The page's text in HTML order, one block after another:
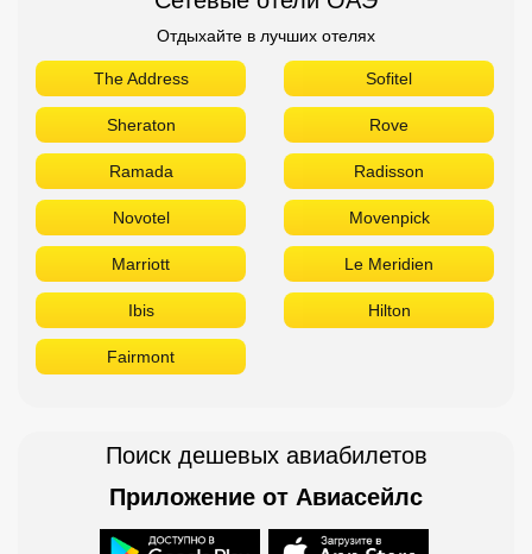
Отдыхайте в лучших отелях
The Address Sofitel
Sheraton Rove
Ramada Radisson
Novotel Movenpick
Marriott Le Meridien
Ibis Hilton
Fairmont
Поиск дешевых авиабилетов
Приложение от Авиасейлс